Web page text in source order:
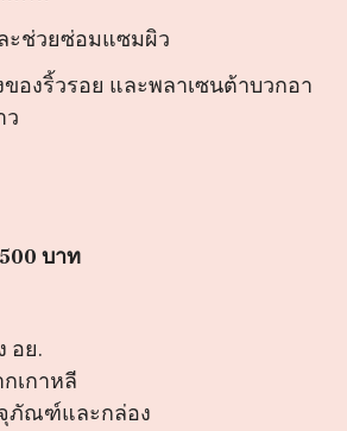
ะช่วยซ่อมแซมผิว
ของริ้วรอย และพลาเซนต้าบวกอา
ว
บาท
อย.
เกาหลี
ภัณฑ์และกล่อง